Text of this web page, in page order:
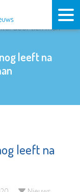
leeft na
leeft na